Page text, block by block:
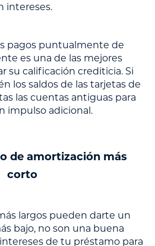
intereses.
pagos puntualmente de
es una de las mejores
su calificación crediticia. Si
los saldos de las tarjetas de
las cuentas antiguas para
impulso adicional.
de amortización más
corto
largos pueden darte un
bajo, no son una buena
de tu préstamo para